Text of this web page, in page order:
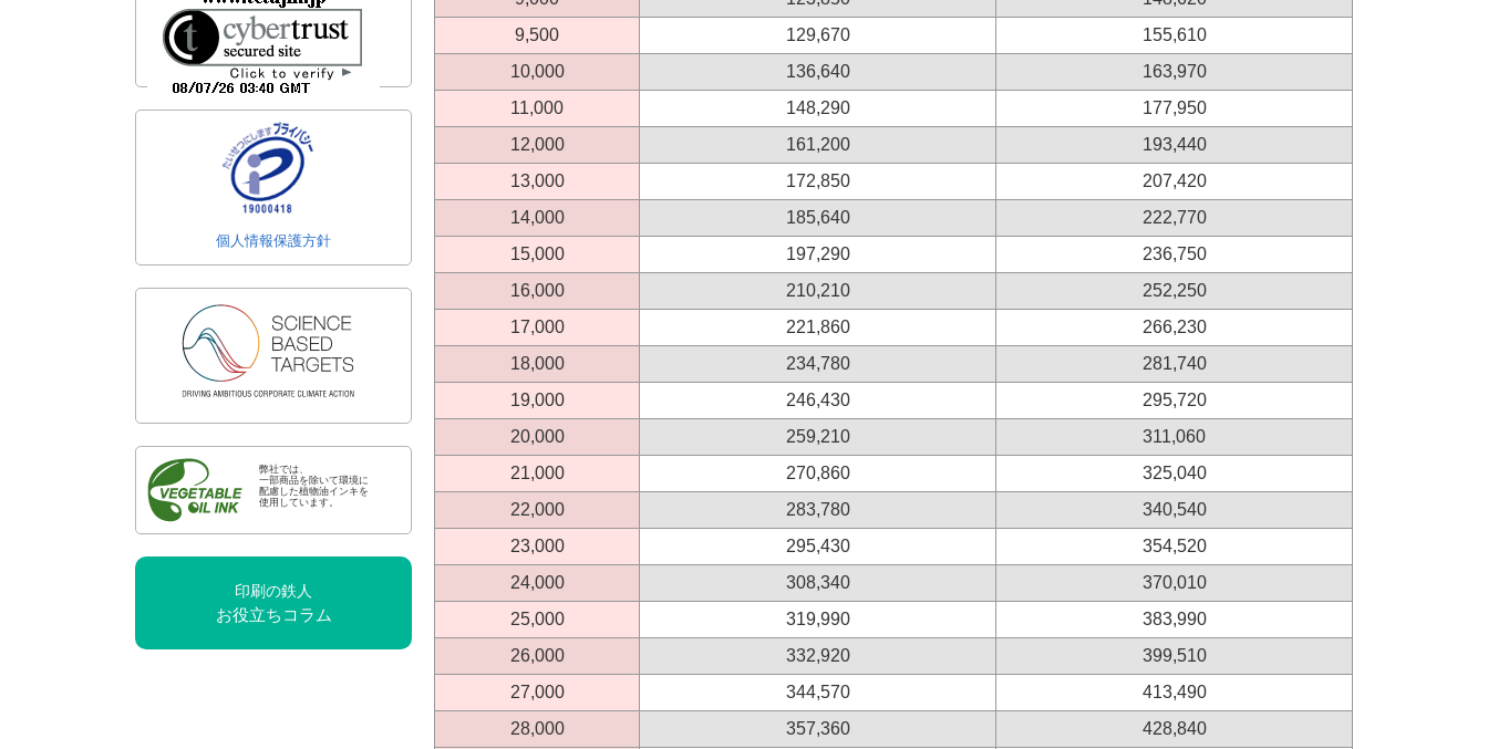
個人情報保護方針
弊社では、
一部商品を除いて環境に
配慮した植物油インキを
使用しています。
印刷の鉄人
お役立ちコラム
9,500
129,670
155,610
10,000
136,640
163,970
11,000
148,290
177,950
12,000
161,200
193,440
13,000
172,850
207,420
14,000
185,640
222,770
15,000
197,290
236,750
16,000
210,210
252,250
17,000
221,860
266,230
18,000
234,780
281,740
19,000
246,430
295,720
20,000
259,210
311,060
21,000
270,860
325,040
22,000
283,780
340,540
23,000
295,430
354,520
24,000
308,340
370,010
25,000
319,990
383,990
26,000
332,920
399,510
27,000
344,570
413,490
28,000
357,360
428,840